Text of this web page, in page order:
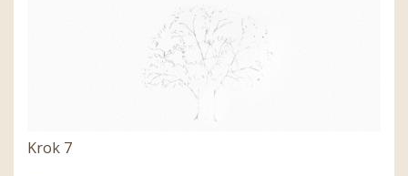
Krok 7